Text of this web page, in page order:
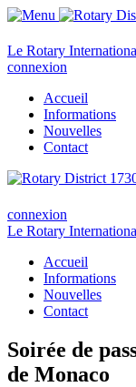
Le Rotary
connexion
Accueil
Informations
Nouvelles
Contact
connexion
Le Rotary
Accueil
Informations
Nouvelles
Contact
Soirée de
de Monaco